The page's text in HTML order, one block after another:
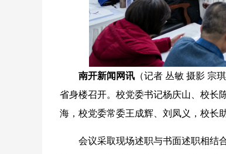
南开新闻网讯 （记者 丛敏 摄影 宗
省身楼召开。校党委书记杨庆山、校长
海，校党委常委王成辉、刘凤义，校长
会议采取现场述职与书面述职相结合